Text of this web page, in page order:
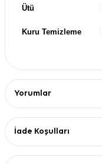
Ütü
Kuru Temizleme
Yorumlar
İade Koşulları